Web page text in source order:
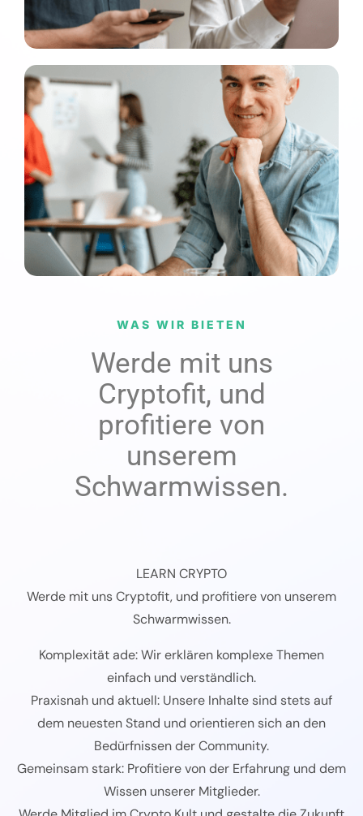
WAS WIR BIETEN
Werde mit uns
Cryptofit, und
profitiere von
unserem
Schwarmwissen.
LEARN CRYPTO
Werde mit uns Cryptofit, und profitiere von unserem
Schwarmwissen.
Komplexität ade: Wir erklären komplexe Themen
einfach und verständlich.
Praxisnah und aktuell: Unsere Inhalte sind stets auf
dem neuesten Stand und orientieren sich an den
Bedürfnissen der Community.
Gemeinsam stark: Profitiere von der Erfahrung und dem
Wissen unserer Mitglieder.